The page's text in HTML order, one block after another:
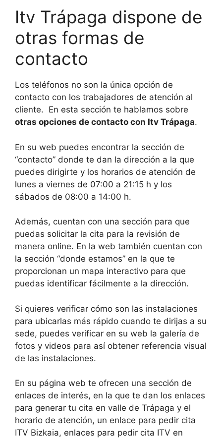
Itv Trápaga dispone de
otras formas de
contacto
Los teléfonos no son la única opción de
contacto con los trabajadores de atención al
cliente. En esta sección te hablamos sobre
otras opciones de contacto con Itv Trápaga.
En su web puedes encontrar la sección de
“contacto” donde te dan la dirección a la que
puedes dirigirte y los horarios de atención de
lunes a viernes de 07:00 a 21:15 h y los
sábados de 08:00 a 14:00 h.
Además, cuentan con una sección para que
puedas solicitar la cita para la revisión de
manera online. En la web también cuentan con
la sección “donde estamos” en la que te
proporcionan un mapa interactivo para que
puedas identificar fácilmente a la dirección.
Si quieres verificar cómo son las instalaciones
para ubicarlas más rápido cuando te dirijas a su
sede, puedes verificar en su web la galería de
fotos y videos para así obtener referencia visual
de las instalaciones.
En su página web te ofrecen una sección de
enlaces de interés, en la que te dan los enlaces
para generar tu cita en valle de Trápaga y el
horario de atención, un enlace para pedir cita
ITV Bizkaia, enlaces para pedir cita ITV en